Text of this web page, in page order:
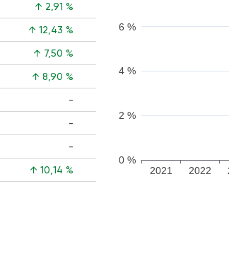
↑ 2,91 %
↑ 12,43 %
↑ 7,50 %
↑ 8,90 %
-
Aucune
-
Aucune
disponible
-
Aucune
donnée↑ 10,14 %
0 %
2 %
4 %
6 %
2021 2022